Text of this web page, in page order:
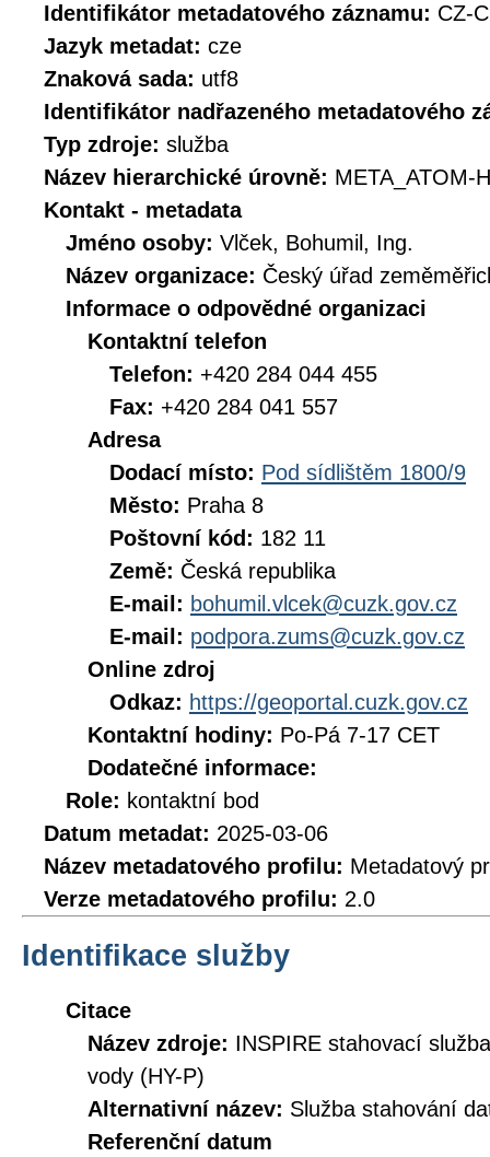
Identifikátor metadatového záznamu: CZ-
Jazyk metadat: cze
Znaková sada: utf8
Identifikátor nadřazeného metadatového
Typ zdroje: služba
Název hierarchické úrovně: META_ATOM-
Kontakt - metadata
Jméno osoby: Vlček, Bohumil, Ing.
Název organizace: Český úřad
Informace o odpovědné organizaci
Kontaktní telefon
Telefon: +420 284 044 455
Fax: +420 284 041 557
Adresa
Dodací místo: Pod sídlištěm 1800/9
Město: Praha 8
Poštovní kód: 182 11
Země: Česká republika
E-mail: bohumil.vlcek@cuzk.gov.cz
E-mail: podpora.zums@cuzk.gov.cz
Online zdroj
Odkaz: https://geoportal.cuzk.gov.cz
Kontaktní hodiny: Po-Pá 7-17 CET
Dodatečné informace:
Role: kontaktní bod
Datum metadat: 2025-03-06
Název metadatového profilu: Metadatový
Verze metadatového profilu: 2.0
Identifikace služby
Citace
Název zdroje: INSPIRE stahovací
vody (HY-P)
Alternativní název: Služba stahování
Referenční datum